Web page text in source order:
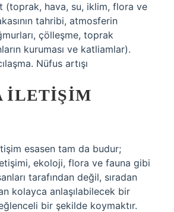
(toprak, hava, su, iklim, flora ve
tahribi, atmosferin
çölleşme, toprak
kuruması ve katliamlar).
Nüfus artışı
ILETIŞIM
esasen tam da budur;
ekoloji, flora ve fauna gibi
tarafından değil, sıradan
kolayca anlaşılabilecek bir
bir şekilde koymaktır.